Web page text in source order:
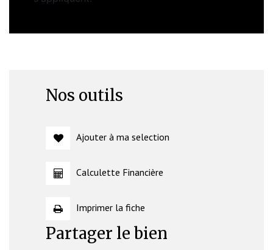
Nos outils
Ajouter à ma selection
Calculette Financière
Imprimer la fiche
Partager le bien